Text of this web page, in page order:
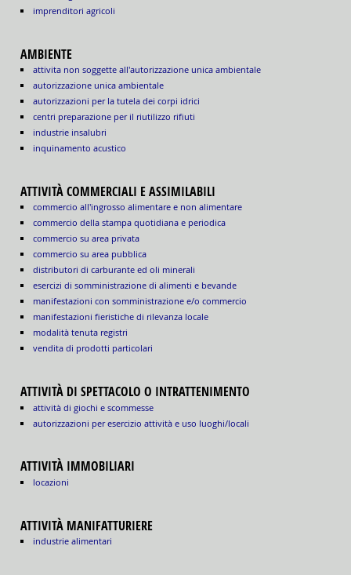
imprenditori agricoli
AMBIENTE
attivita non soggette all'autorizzazione unica ambientale
autorizzazione unica ambientale
autorizzazioni per la tutela dei corpi idrici
centri preparazione per il riutilizzo rifiuti
industrie insalubri
inquinamento acustico
ATTIVITÀ COMMERCIALI E ASSIMILABILI
commercio all'ingrosso alimentare e non alimentare
commercio della stampa quotidiana e periodica
commercio su area privata
commercio su area pubblica
distributori di carburante ed oli minerali
esercizi di somministrazione di alimenti e bevande
manifestazioni con somministrazione e/o commercio
manifestazioni fieristiche di rilevanza locale
modalità tenuta registri
vendita di prodotti particolari
ATTIVITÀ DI SPETTACOLO O INTRATTENIMENTO
attività di giochi e scommesse
autorizzazioni per esercizio attività e uso luoghi/locali
ATTIVITÀ IMMOBILIARI
locazioni
ATTIVITÀ MANIFATTURIERE
industrie alimentari